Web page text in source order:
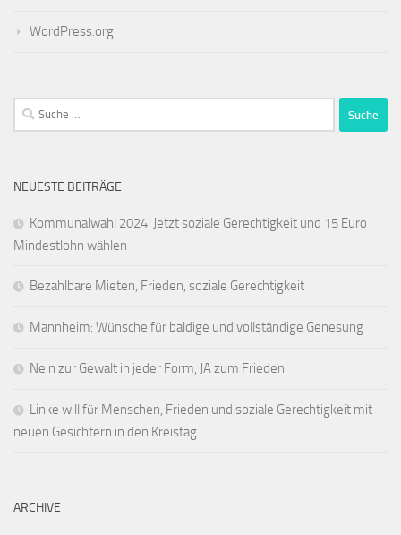
WordPress.org
Suche
nach:
NEUESTE BEITRÄGE
Kommunalwahl 2024: Jetzt soziale Gerechtigkeit und 15 Euro
Mindestlohn wählen
Bezahlbare Mieten, Frieden, soziale Gerechtigkeit
Mannheim: Wünsche für baldige und vollständige Genesung
Nein zur Gewalt in jeder Form, JA zum Frieden
Linke will für Menschen, Frieden und soziale Gerechtigkeit mit
neuen Gesichtern in den Kreistag
ARCHIVE